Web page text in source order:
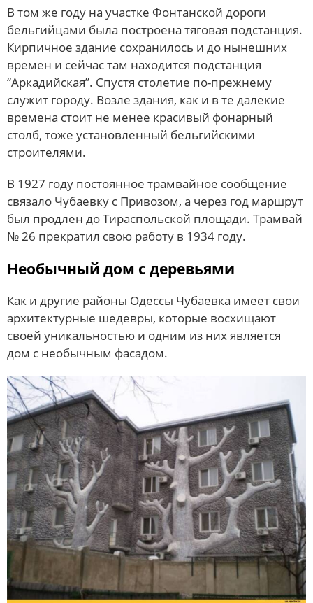
В том же году на участке Фонтанской дороги
бельгийцами была построена тяговая подстанция.
Кирпичное здание сохранилось и до нынешних
времен и сейчас там находится подстанция
“Аркадийская”. Спустя столетие по-прежнему
служит городу. Возле здания, как и в те далекие
времена стоит не менее красивый фонарный
столб, тоже установленный бельгийскими
строителями.
В 1927 году постоянное трамвайное сообщение
связало Чубаевку с Привозом, а через год маршрут
был продлен до Тираспольской площади. Трамвай
№ 26 прекратил свою работу в 1934 году.
Необычный дом с деревьями
Как и другие районы Одессы Чубаевка имеет свои
архитектурные шедевры, которые восхищают
своей уникальностью и одним из них является
дом с необычным фасадом.